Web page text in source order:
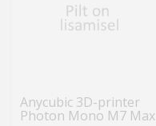
Anycubic 3D-printer
Photon Mono M7 Max